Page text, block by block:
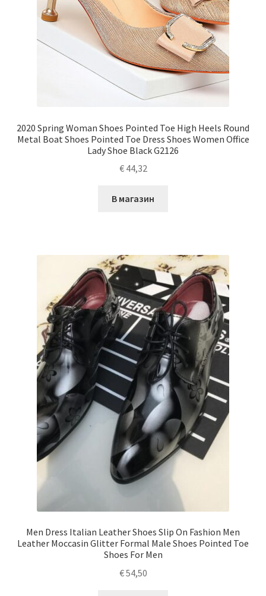
2020 Spring Woman Shoes Pointed Toe High Heels Round
Metal Boat Shoes Pointed Toe Dress Shoes Women Office
Lady Shoe Black G2126
€44,32
В магазин
Men Dress Italian Leather Shoes Slip On Fashion Men
Leather Moccasin Glitter Formal Male Shoes Pointed Toe
Shoes For Men
€54,50